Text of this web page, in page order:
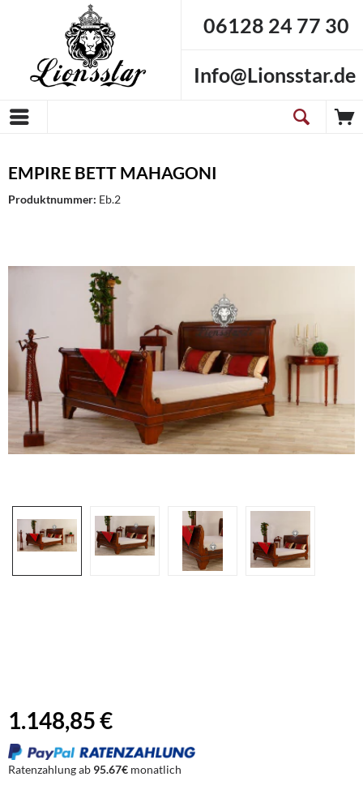
06128 24 77 30
Info@Lionsstar.de
EMPIRE BETT MAHAGONI
Produktnummer: Eb.2
1.148,85 €
Ratenzahlung ab 95.67€ monatlich